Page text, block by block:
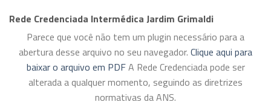
Rede Credenciada Intermédica Jardim Grimaldi
Parece que você não tem um plugin necessário para a
abertura desse arquivo no seu navegador. Clique aqui para
baixar o arquivo em PDFA Rede Credenciada pode ser
alterada a qualquer momento, seguindo as diretrizes
normativas da ANS.